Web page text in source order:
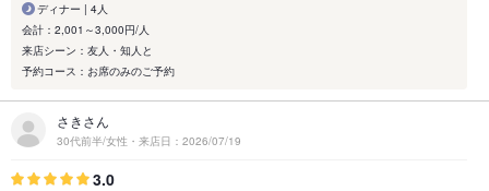
ディナー | 4人
会計：2,001～3,000円/人
来店シーン：友人・知人と
予約コース：お席のみのご予約
さきさん
30代前半/女性・来店日：2026/07/19
3.0